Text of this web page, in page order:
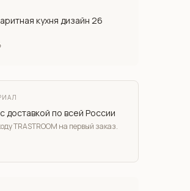
кухня дизайн 26
доставкой по всей России
TRASTROOM на первый заказ.